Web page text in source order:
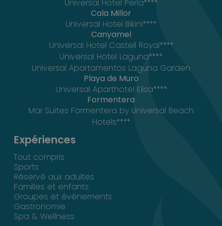
Universal Hotel Perla****
Cala Millor
Universal Hotel Bikini****
Canyamel
Universal Hotel Castell Royal****
Universal Hotel Laguna****
Universal Apartamentos Laguna Garden
Playa de Muro
Universal Aparthotel Elisa****
Formentera
Mar Suites Formentera by Universal Beach
Hotels****
Expériences
Tout compris
Sports
Réservé aux adultes
Familles et enfants
Groupes et événements
Gastronomie
Spa & Wellness